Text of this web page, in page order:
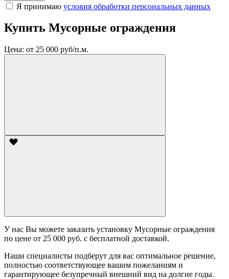
Я принимаю условия обработки персональных данных
Купить Мусорные ограждения
Цена: от 25 000 руб/п.м.
У нас Вы можете заказать установку Мусорные ограждения
по цене от 25 000 руб. с бесплатной доставкой.
Наши специалисты подберут для вас оптимальное решение,
полностью соответствующее вашим пожеланиям и
гарантирующее безупречный внешний вид на долгие годы.